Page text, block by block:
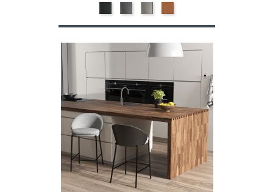
MARK
456-
TISSU
MARK
454-
TISSU
BEIGE
MARK
130-
TISSU
BRIQUE
MARK
251-
TISSU